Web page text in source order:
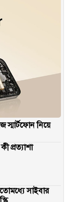
স্মার্টফোন নিয়ে
প্রত্যাশা
সাইবার